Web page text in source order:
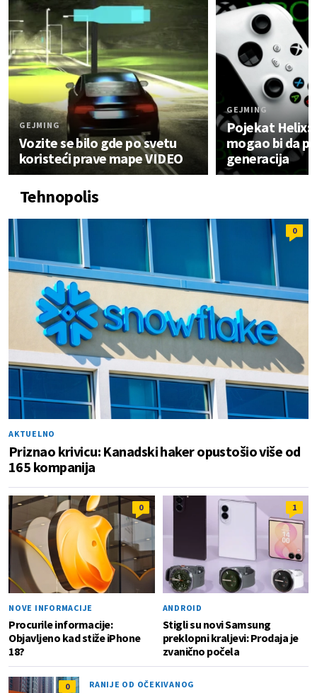
GEJMING
Vozite se bilo gde po svetu
koristeći prave mape VIDEO
GEJMING
Pojekat Helix:
mogao bi da
generacija
Tehnopolis
0
AKTUELNO
Priznao krivicu: Kanadski haker opustošio više od
165 kompanija
0
NOVE INFORMACIJE
Procurile informacije:
Objavljeno kad stiže iPhone
18?
1
ANDROID
Stigli su novi Samsung
preklopni kraljevi: Prodaja je
zvanično počela
0 RANIJE OD OČEKIVANOG